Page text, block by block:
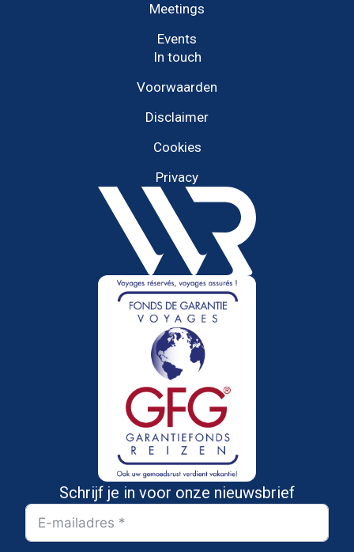
Meetings
Events
In touch
Voorwaarden
Disclaimer
Cookies
Privacy
Schrijf je in voor onze nieuwsbrief